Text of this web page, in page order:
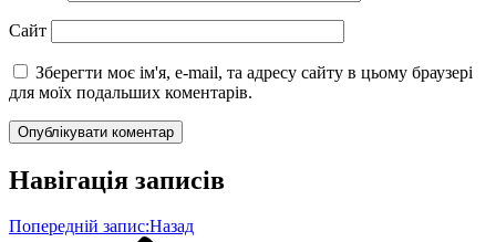
Сайт
Зберегти моє ім'я, e-mail, та адресу сайту в цьому браузері
для моїх подальших коментарів.
Навігація записів
Попередній запис:Назад